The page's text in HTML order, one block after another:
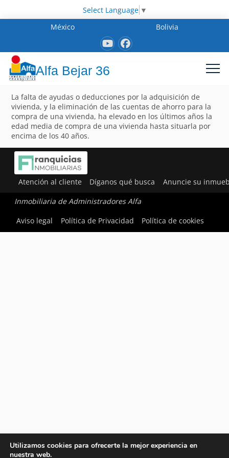
Select Language ▼
México
Bolivia
Alfa Bejar 36
La falta de ayudas o deducciones por la adquisición de
vivienda, y la eliminación de las cuentas de ahorro para la
compra de una vivienda, ha elevado en los últimos años la
edad media de compra de una vivienda hasta situarla por
encima de los 40 años.
Atención al cliente Díganos qué busca Anuncie su
Inmobiliaria de Administradores Alfa
Aviso legal
Política de Privacidad Política de cookies
Utilizamos cookies para ofrecerte la mejor experiencia en
nuestra web.